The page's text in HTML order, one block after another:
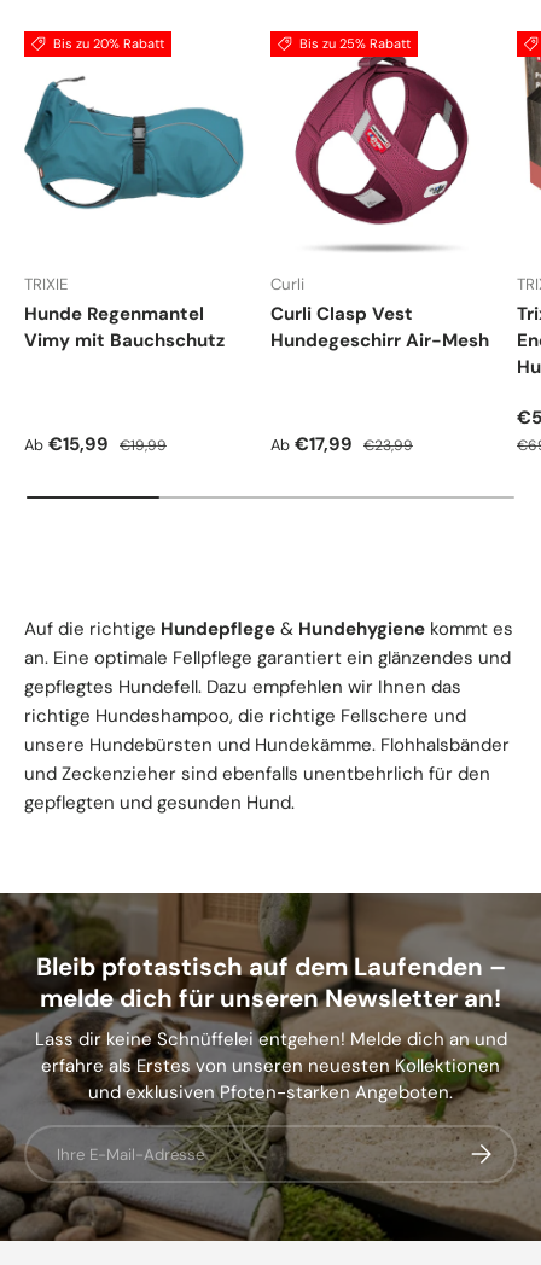
Bis zu 20% Rabatt
TRIXIE
Hunde Regenmantel
Vimy mit Bauchschutz
Verkaufspreis
Ab €15,99 Normaler Preis
€19,99
Bis zu 25% Rabatt
Curli
Curli Clasp Vest
Hundegeschirr Air-Mesh
Verkaufspreis
Ab €17,99 Normaler Preis
€23,99
Auf die richtige Hundepflege & Hundehygiene kommt es
an. Eine optimale Fellpflege garantiert ein glänzendes und
gepflegtes Hundefell. Dazu empfehlen wir Ihnen das
richtige Hundeshampoo, die richtige Fellschere und
unsere Hundebürsten und Hundekämme. Flohhalsbänder
und Zeckenzieher sind ebenfalls unentbehrlich für den
gepflegten und gesunden Hund.
Bleib pfotastisch auf dem Laufenden –
melde dich für unseren Newsletter an!
Lass dir keine Schnüffelei entgehen! Melde dich an und
erfahre als Erstes von unseren neuesten Kollektionen
und exklusiven Pfoten-starken Angeboten.
E-Mail